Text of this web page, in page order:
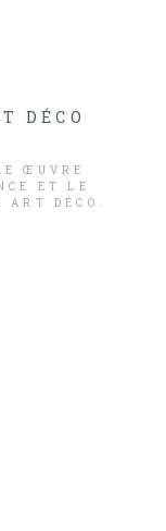
DÉCO
ŒUVRE
ET LE
ART DÉCO.